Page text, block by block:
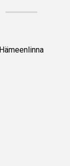
Hämeenlinna